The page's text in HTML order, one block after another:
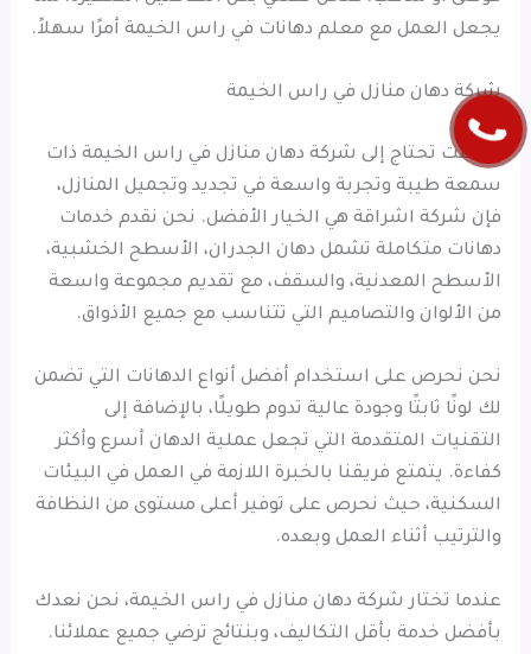
يجعل العمل مع معلم دهانات في راس الخيمة أمرًا سهلاً.
شركة دهان منازل في راس الخيمة
إذا كنت تحتاج إلى شركة دهان منازل في راس الخيمة ذات
سمعة طيبة وتجربة واسعة في تجديد وتجميل المنازل،
فإن شركة اشراقة هي الخيار الأفضل. نحن نقدم خدمات
دهانات متكاملة تشمل دهان الجدران، الأسطح الخشبية،
الأسطح المعدنية، والسقف، مع تقديم مجموعة واسعة
من الألوان والتصاميم التي تتناسب مع جميع الأذواق.
نحن نحرص على استخدام أفضل أنواع الدهانات التي تضمن
لك لونًا ثابتًا وجودة عالية تدوم طويلًا، بالإضافة إلى
التقنيات المتقدمة التي تجعل عملية الدهان أسرع وأكثر
كفاءة. يتمتع فريقنا بالخبرة اللازمة في العمل في البيئات
السكنية، حيث نحرص على توفير أعلى مستوى من النظافة
والترتيب أثناء العمل وبعده.
عندما تختار شركة دهان منازل في راس الخيمة، نحن نعدك
بأفضل خدمة بأقل التكاليف، وبنتائج ترضي جميع عملائنا.